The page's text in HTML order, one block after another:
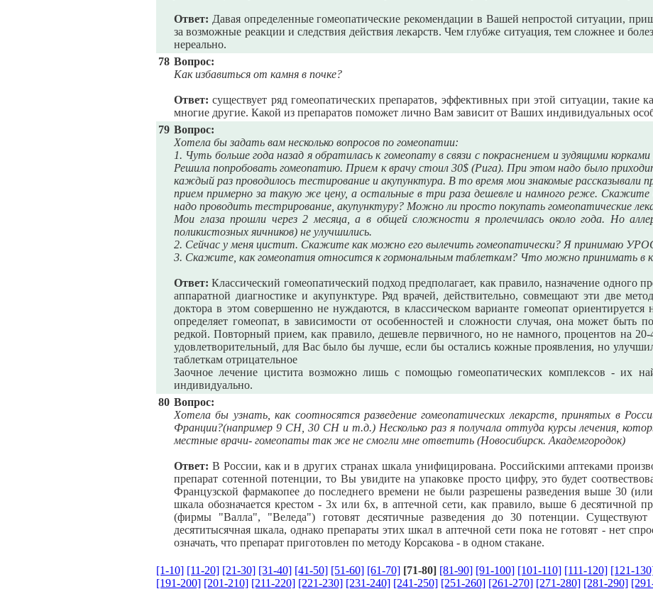
Ответ: Давая определенные гомеопатические рекомендации в Вашей непростой ситуации,
за возможные реакции и следствия действия лекарств. Чем глубже ситуация, тем сложнее и
нереально.
78 Вопрос:
Как избавиться от камня в почке?
Ответ: существует ряд гомеопатических препаратов, эффективных при этой ситуации, такие
многие другие. Какой из препаратов поможет лично Вам зависит от Ваших индивидуальных
79 Вопрос:
Хотела бы задать вам несколько вопросов по гомеопатии:
1. Чуть больше года назад я обратилась к гомеопату в связи с покраснением и зудящими
Решила попробовать гомеопатию. Прием к врачу стоил 30$ (Рига). При этом надо было
каждый раз проводилось тестирование и акупунктура. В то время мои знакомые рассказывали
прием примерно за такую же цену, а остальные в три раза дешевле и намного реже.
надо проводить тестрирование, акупунктуру? Можно ли просто покупать гомеопатические
Мои глаза прошли через 2 месяца, а в общей сложности я пролечилась около года. Но
поликистозных яичников) не улучшились.
2. Сейчас у меня цистит. Скажите как можно его вылечить гомеопатически? Я принимаю
3. Скажите, как гомеопатия относится к гормональным таблеткам? Что можно принимать в
Ответ: Классический гомеопатический подход предполагает, как правило, назначение одного
аппаратной диагностике и акупунктуре. Ряд врачей, действительно, совмещают эти две
доктора в этом совершенно не нуждаются, в классическом варианте гомеопат
определяет гомеопат, в зависимости от особенностей и сложности случая, она может быть
редкой. Повторный прием, как правило, дешевле первичного, но не намного, процентов на
удовлетворительный, для Вас было бы лучше, если бы остались кожные проявления, но
таблеткам отрицательное
Заочное лечение цистита возможно лишь с помощью гомеопатических комплексов - их
индивидуально.
80 Вопрос:
Хотела бы узнать, как соотносятся разведение гомеопатических лекарств, принятых в
Франции?(например 9 СН, 30 СН и т.д.) Несколько раз я получала оттуда курсы лечения,
местные врачи- гомеопаты так же не смогли мне ответить (Новосибирск. Академгородок)
Ответ: В России, как и в других странах шкала унифицирована. Российскими аптеками
препарат сотенной потенции, то Вы увидите на упаковке просто цифру, это будет
Французской фармакопее до последнего времени не были разрешены разведения выше 30
шкала обозначается крестом - 3х или 6х, в аптечной сети, как правило, выше 6 десятичной
(фирмы "Валла", "Веледа") готовят десятичные разведения до 30 потенции.
десятитысячная шкала, однако препараты этих шкал в аптечной сети пока не готовят - нет
означать, что препарат приготовлен по методу Корсакова - в одном стакане.
[1-10] [11-20] [21-30] [31-40] [41-50] [51-60] [61-70] [71-80] [81-90] [91-100] [101-110] [111-120] [121-
[191-200] [201-210] [211-220] [221-230] [231-240] [241-250] [251-260] [261-270] [271-280] [281-290]